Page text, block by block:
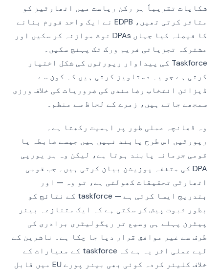
شکایات تقریباً ہر رکن ریاست میں اتھارٹیز کو
متاثر کرتی تھیں، EDPB نے ایک واحد فورم بنانے
کا فیصلہ کیا جہاں DPAs نوٹ موازنہ کر سکیں اور
مشترکہ تجزیاتی فریم ورک تک پہنچ سکیں۔
Taskforce کی پیداوار رپورٹوں کی شکل اختیار
کرتی ہے جو یہ دستاویز کرتی ہیں کہ کون سے
ڈیزائن انتخاب رضامندی کی ضروریات کی خلاف ورزی
سمجھے جاتے ہیں، زمرے کے لحاظ سے منظم۔
وہ ڈھانچہ عملی طور پر اہمیت رکھتا ہے۔
رپورٹیں اس طرح پابند نہیں ہیں جیسے ضابطہ یا
قومی جرمانہ پابند ہوتا ہے، لیکن وہ ہر یورپی
DPA کی متفقہ پوزیشن بیان کرتی ہیں۔ جب قومی
اتھارٹی تحقیقات کھولتی ہے، تو وہ — اور
بتدریج ایسا کرتی ہے — taskforce کے نتائج کو
بطور ثبوت پیش کر سکتی ہے کہ ایک متنازعہ بینر
پیٹرن پہلے ہی وسیع تر ریگولیٹری برادری کی
طرف سے غیر موافق قرار دیا جا چکا ہے۔ ناشرین کے
لیے عملی اثر یہ ہے کہ taskforce کے معیارات کے
خلاف کلیئر کردہ کوئی بھی بینر پورے EU میں قابل